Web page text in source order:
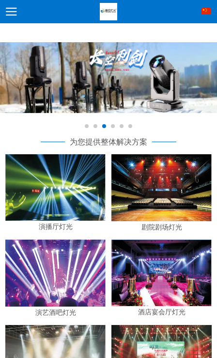
为您提供整体解决方案
演播厅灯光 剧院剧场灯光
演艺酒吧灯光 酒店宴会厅灯光